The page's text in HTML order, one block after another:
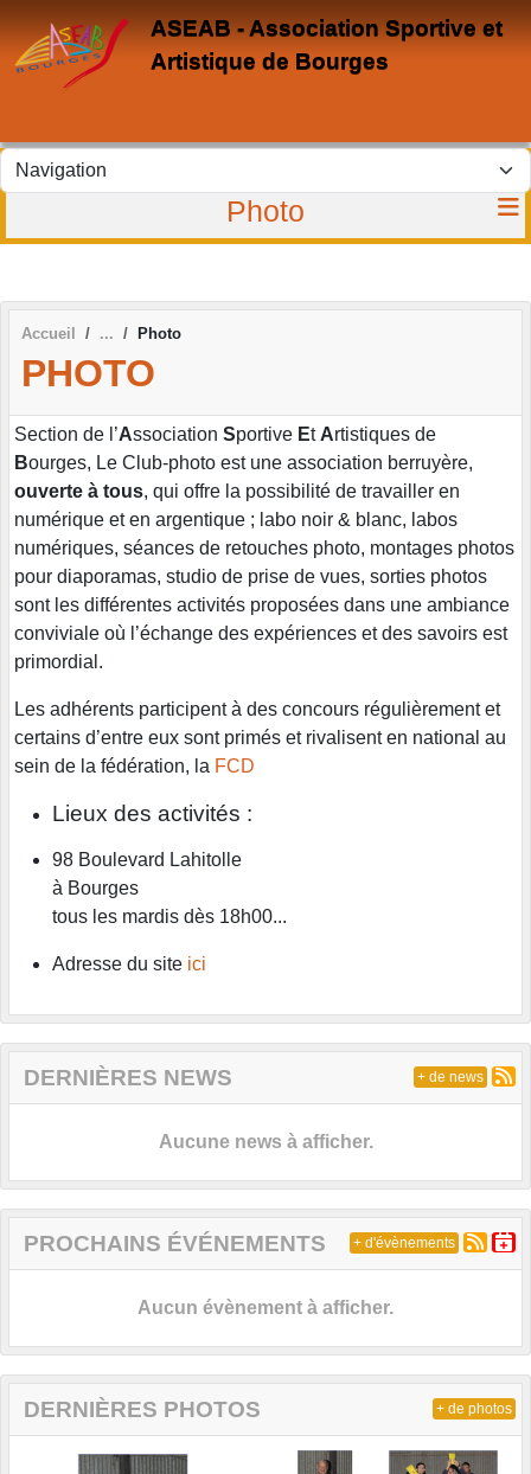
ASEAB - Association Sportive et
Artistique de Bourges
Photo
Accueil Photo
PHOTO
Section de l’Association Sportive Et Artistiques de
Bourges, Le Club-photo est une association berruyère,
ouverte à tous, qui offre la possibilité de travailler en
numérique et en argentique ; labo noir & blanc, labos
numériques, séances de retouches photo, montages photos
pour diaporamas, studio de prise de vues, sorties photos
sont les différentes activités proposées dans une ambiance
conviviale où l’échange des expériences et des savoirs est
primordial.
Les adhérents participent à des concours régulièrement et
certains d’entre eux sont primés et rivalisent en national au
sein de la fédération, la FCD
Lieux des activités :
98 Boulevard Lahitolle
à Bourges
tous les mardis dès 18h00...
Adresse du site ici
DERNIÈRES NEWS
Aucune news à afficher.
+ de news
PROCHAINS ÉVÉNEMENTS
Aucun évènement à afficher.
+ d'évènements
DERNIÈRES PHOTOS + de photos
Panneau de gestion des cookies